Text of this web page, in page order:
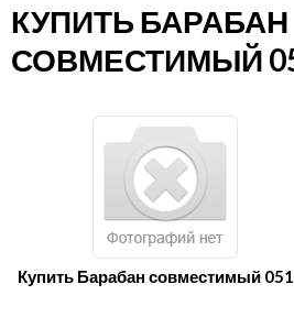
КУПИТЬ БАРАБАН
СОВМЕСТИМЫЙ
Купить Барабан совместимый 051